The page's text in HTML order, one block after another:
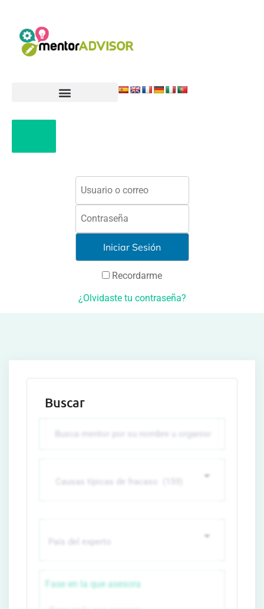
Recordarme
¿Olvidaste tu contraseña?
Buscar
Fase en la que asesora